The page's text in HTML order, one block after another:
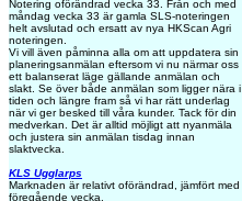
Notering oförändrad vecka 33. Från och med
måndag vecka 33 är gamla SLS-noteringen
helt avslutad och ersatt av nya HKScan Agri
noteringen.
Vi vill även påminna alla om att uppdatera sin
planeringsanmälan eftersom vi nu närmar oss
ett balanserat läge gällande anmälan och
slakt. Se över både anmälan som ligger nära i
tiden och längre fram så vi har rätt underlag
när vi ger besked till våra kunder. Tack för din
medverkan. Det är alltid möjligt att nyanmäla
och justera sin anmälan tisdag innan
slaktvecka.
KLS Ugglarps
Marknaden är relativt oförändrad, jämfört med
föregående vecka.